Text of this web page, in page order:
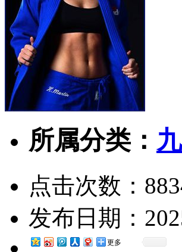
所属分类：
点击次数：
发布日期：
更多